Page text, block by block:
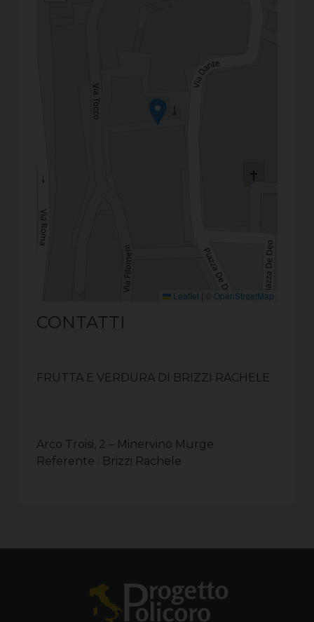
Leaflet | OpenStreetMap
CONTATTI
FRUTTA E VERDURA DI BRIZZI RACHELE
Arco Troisi, 2 – Minervino Murge
Referente : Brizzi Rachele